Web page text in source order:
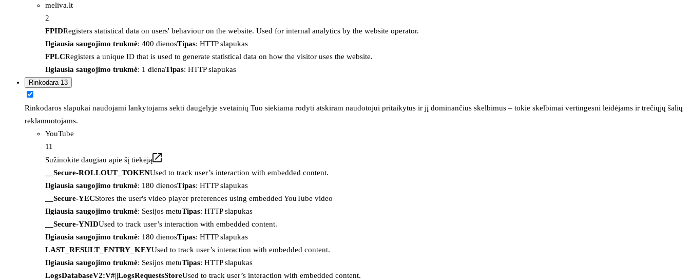
meliva.lt
2
FPIDRegisters statistical data on users' behaviour on the website. Used for internal analytics by the website operator.
Ilgiausia saugojimo trukmė: 400 dienosTipas: HTTP slapukas
FPLCRegisters a unique ID that is used to generate statistical data on how the visitor uses the website.
Ilgiausia saugojimo trukmė: 1 dienaTipas: HTTP slapukas
Rinkodara 13
Rinkodaros slapukai naudojami lankytojams sekti daugelyje svetainių Tuo siekiama rodyti atskiram naudotojui pritaikytus ir jį dominančius skelbimus – tokie skelbimai vertingesni leidėjams ir trečiųjų šalių
reklamuotojams.
YouTube
11
Sužinokite daugiau apie šį tiekėją
__Secure-ROLLOUT_TOKENUsed to track user’s interaction with embedded content.
Ilgiausia saugojimo trukmė: 180 dienosTipas: HTTP slapukas
__Secure-YECStores the user's video player preferences using embedded YouTube video
Ilgiausia saugojimo trukmė: Sesijos metuTipas: HTTP slapukas
__Secure-YNIDUsed to track user’s interaction with embedded content.
Ilgiausia saugojimo trukmė: 180 dienosTipas: HTTP slapukas
LAST_RESULT_ENTRY_KEYUsed to track user’s interaction with embedded content.
Ilgiausia saugojimo trukmė: Sesijos metuTipas: HTTP slapukas
LogsDatabaseV2:V#||LogsRequestsStoreUsed to track user’s interaction with embedded content.